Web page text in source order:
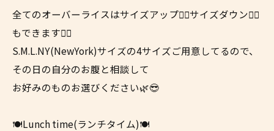
全てのオーバーライスはサイズアップ☝🏼サイズダウン👇🏼
もできます👍🏼
S.M.L.NY(NewYork)サイズの4サイズご用意してるので、
その日の自分のお腹と相談して
お好みのものお選びください🌿😎
🍽Lunch time(ランチタイム)🍽